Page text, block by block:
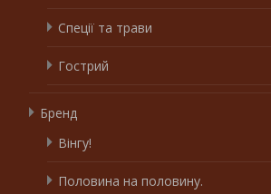
Спеції та трави
Гострий
Бренд
Вінгу!
Половина на половину.